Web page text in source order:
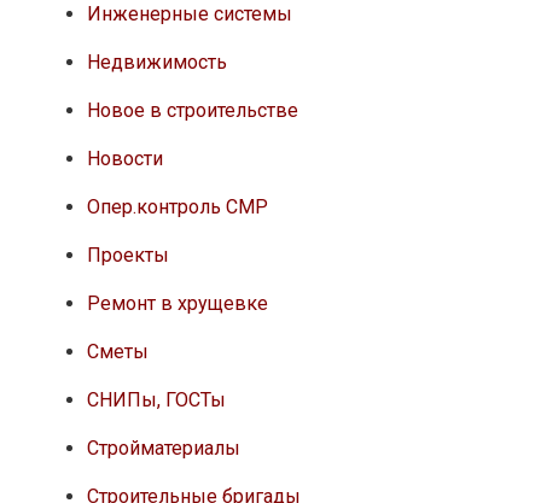
Инженерные системы
Недвижимость
Новое в строительстве
Новости
Опер.контроль СМР
Проекты
Ремонт в хрущевке
Сметы
СНИПы, ГОСТы
Стройматериалы
Строительные бригады